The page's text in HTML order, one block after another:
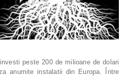
peste 200 de milioane de dolari
anumite instalatii din Europa. Între